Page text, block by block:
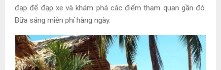
đạp để đạp xe và khám phá các điểm tham quan gần đó.
Bữa sáng miễn phí hàng ngày.